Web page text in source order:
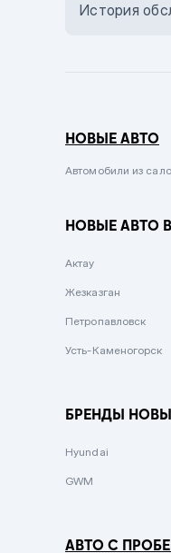
Сиреневый
Вишневый
Зеленый
История
НОВЫЕ АВТО
Автомобили из
НОВЫЕ АВТО
Актау
Жезказган
Петропавловск
Усть-Каменогорск
БРЕНДЫ
Hyundai
GWM
АВТО С